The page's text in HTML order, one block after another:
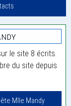
le site 8 écrits.
du site depuis
Mlle Mandy